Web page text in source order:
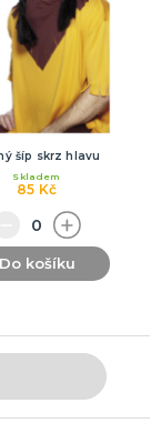
šíp skrz hlavu
85 Kč
Skladem
Do košíku